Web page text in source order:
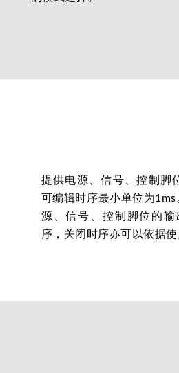
提供电源、信号、控制脚
可编辑时序最小单位为
源、信号、控制脚位的
序，关闭时序亦可以依据使